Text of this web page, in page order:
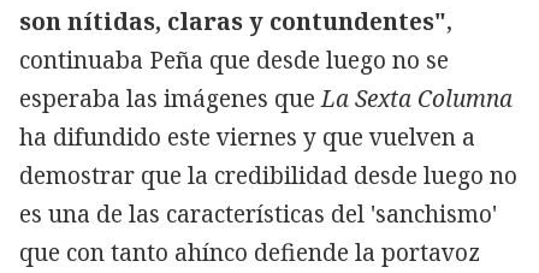
son nítidas, claras y contundentes",
continuaba Peña que desde luego no se
esperaba las imágenes queLa Sexta Columna
ha difundido este viernes y que vuelven a
demostrar que la credibilidad desde luego no
es una de las características del 'sanchismo'
que con tanto ahínco defiende la portavoz